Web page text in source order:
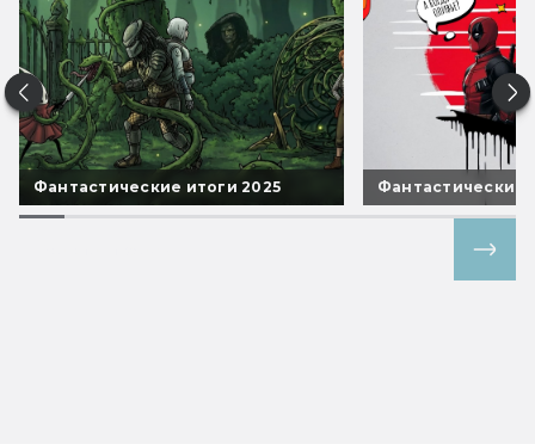
Фантастические итоги 2025 Фантастические